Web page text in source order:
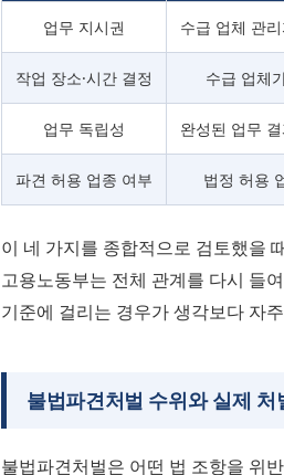
업무 지시권 수급 업체 관
작업 장소·시간 결정 수급 업체
업무 독립성 완성된 업무
파견 허용 업종 여부 법정 허용
이 네 가지를 종합적으로 검토했을
고용노동부는 전체 관계를 다시 들
기준에 걸리는 경우가 생각보다 자
불법파견처벌 수위와 실제 처
불법파견처벌은 어떤 법 조항을 위